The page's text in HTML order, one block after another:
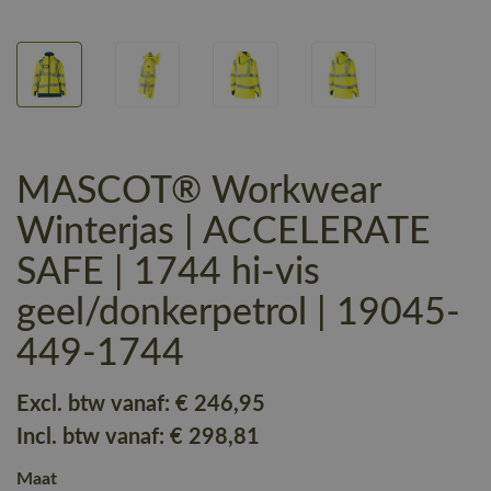
MASCOT® Workwear
Winterjas | ACCELERATE
SAFE | 1744 hi-vis
geel/donkerpetrol | 19045-
449-1744
Excl. btw vanaf: € 246,95
Incl. btw vanaf: € 298,81
Maat